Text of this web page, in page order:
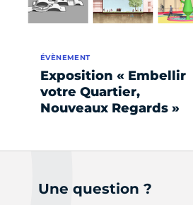
Exposition « Embellir
votre Quartier,
Nouveaux Regards »
ÉVÈNEMENT
Une question ?